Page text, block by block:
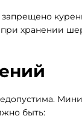
хранении
быть: